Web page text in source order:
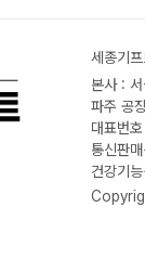
세종기
본사 :
파주 공
대표번
통신판
건강기